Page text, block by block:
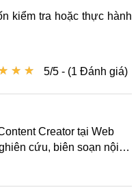
kiểm tra hoặc thực hành
★ ★
★ ★ 5/5 - (1 Đánh giá)
Creator tại Web
cứu, biên soạn nội
thức về website, SEO,